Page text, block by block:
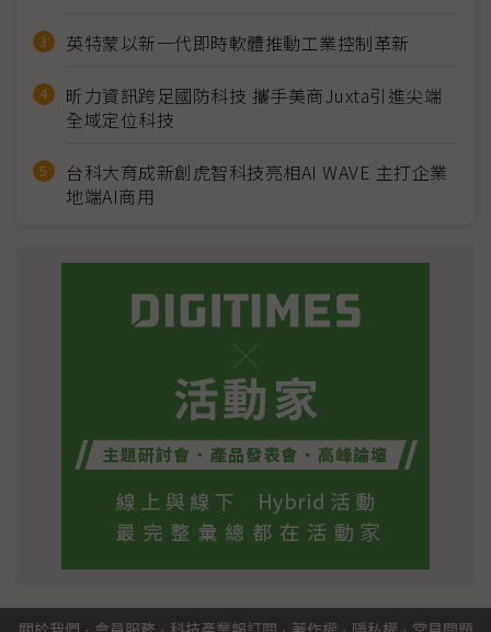
英特蒙以新一代即時軟體推動工業控制革新
昕力資訊跨足國防科技 攜手美商Juxta引進尖端
全域定位科技
台科大育成新創虎智科技亮相AI WAVE 主打企業
地端AI商用